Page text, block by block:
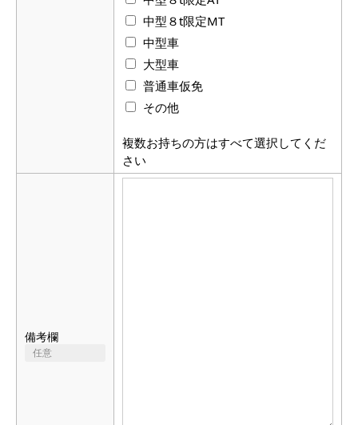
中型８t限定MT
中型車
大型車
普通車仮免
その他
複数お持ちの方はすべて選択してくだ
さい
備考欄